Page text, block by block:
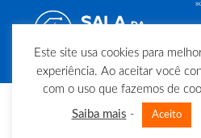
© Copyright -
reservados -
Este site usa cookies para
experiência. Ao aceitar você
com o uso que fazemos de
Saiba mais - Aceito